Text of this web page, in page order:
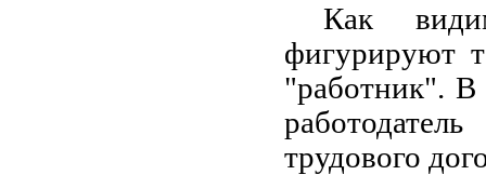
Как
фигурируют
"работник".
трудового